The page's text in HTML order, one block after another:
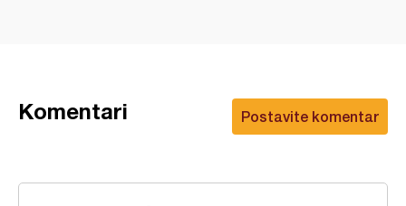
Postavite komentar
Komentari